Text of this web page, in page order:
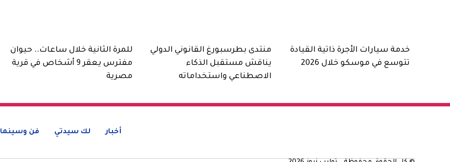
خدمة سيارات الأجرة ذاتية القيادة
تتوسع في موسكو خلال 2026
منتدى بطرسبورغ القانوني الدولي
يناقش مستقبل الذكاء
الاصطناعي واستخداماته
للمرة الثانية خلال ساعات.. حيوان
مفترس يعقر 9 أشخاص في قرية
مصرية
أخبار لك سيدتي فن وسينما